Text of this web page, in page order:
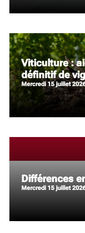
Viticulture :
définitif de
mercredi 15 juillet
Différences
mercredi 15 juillet